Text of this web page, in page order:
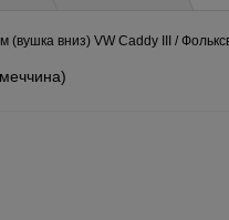
(вушка вниз) VW Caddy III /